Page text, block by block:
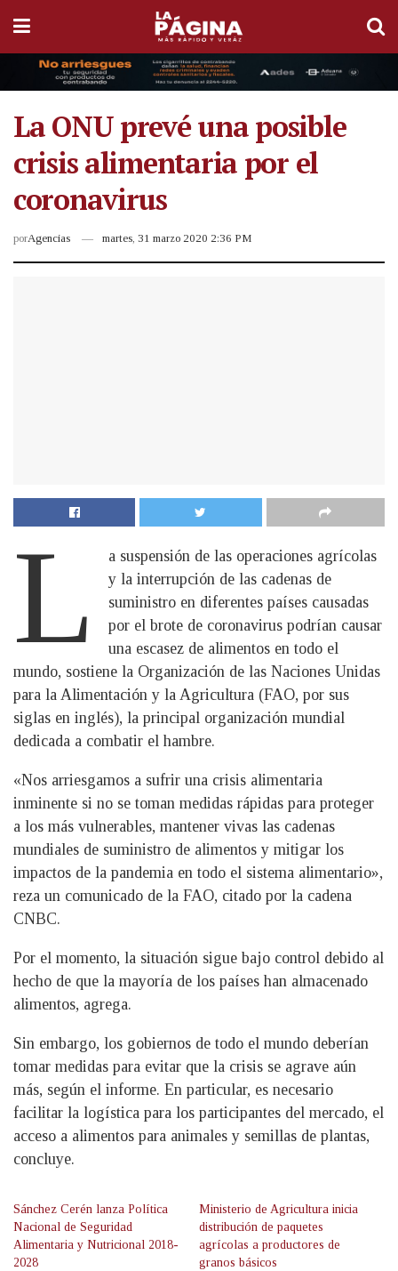
La ONU prevé una posible
crisis alimentaria por el
coronavirus
porAgencias martes, 31 marzo 2020 2:36 PM
L
a suspensión de las operaciones agrícolas
y la interrupción de las cadenas de
suministro en diferentes países causadas
por el brote de coronavirus podrían causar
una escasez de alimentos en todo el
mundo, sostiene la Organización de las Naciones Unidas
para la Alimentación y la Agricultura (FAO, por sus
siglas en inglés), la principal organización mundial
dedicada a combatir el hambre.
«Nos arriesgamos a sufrir una crisis alimentaria
inminente si no se toman medidas rápidas para proteger
a los más vulnerables, mantener vivas las cadenas
mundiales de suministro de alimentos y mitigar los
impactos de la pandemia en todo el sistema alimentario»,
reza un comunicado de la FAO, citado por la cadena
CNBC.
Por el momento, la situación sigue bajo control debido al
hecho de que la mayoría de los países han almacenado
alimentos, agrega.
Sin embargo, los gobiernos de todo el mundo deberían
tomar medidas para evitar que la crisis se agrave aún
más, según el informe. En particular, es necesario
facilitar la logística para los participantes del mercado, el
acceso a alimentos para animales y semillas de plantas,
concluye.
Sánchez Cerén lanza Política
Nacional de Seguridad
Alimentaria y Nutricional 2018-
2028
Ministerio de Agricultura inicia
distribución de paquetes
agrícolas a productores de
granos básicos